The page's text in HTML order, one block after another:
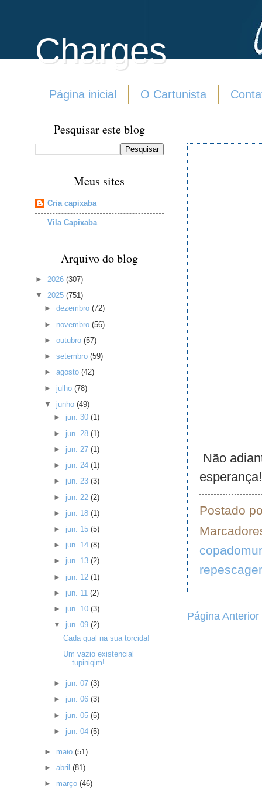
Charges
Página inicial O Cartunista
Não
esperança!
Postado
Página Anterior
Pesquisar este blog
Meus sites
Cria capixaba
Vila Capixaba
Arquivo do blog
► 2026 (307)
▼ 2025 (751)
►dezembro(72)
► novembro(56)
►outubro(57)
►setembro(59)
►agosto(42)
► julho(78)
▼ junho(49)
► jun. 30 (1)
► jun. 28 (1)
► jun. 27 (1)
► jun. 24 (1)
► jun. 23 (3)
► jun. 22 (2)
► jun. 18 (1)
► jun. 15 (5)
► jun. 14 (8)
► jun. 13 (2)
► jun. 12 (1)
► jun. 11 (2)
► jun. 10 (3)
▼ jun. 09 (2)
Cada qual na sua torcida!
Um vazio existencial
tupiniqim!
► jun. 07 (3)
► jun. 06 (3)
► jun. 05 (5)
► jun. 04 (5)
► maio(51)
►abril(81)
► março(46)